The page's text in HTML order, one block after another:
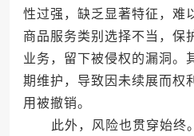
性过强，缺乏显著特征，难
商品服务类别选择不当，保
业务，留下被侵权的漏洞。
期维护，导致因未续展而权
用被撤销。
此外，风险也贯穿始终